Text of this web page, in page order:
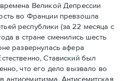
Великой Депрессии
во Франции превзошла
республики (за 22 месяца с
в стране сменились шесть
развернулась афера
Ставиский был
что его дело вызвало во
Антисемитская